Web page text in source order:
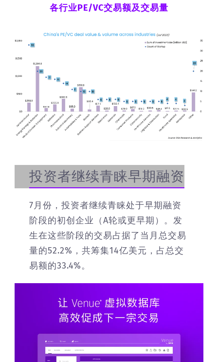
各行业PE/VC交易额及交易量
投资者继续青睐早期融资
7月份，投资者继续青睐处于早期融资
阶段的初创企业（A轮或更早期）。发
生在这些阶段的交易占据了当月总交易
量的52.2%，共筹集14亿美元，占总交
易额的33.4%。